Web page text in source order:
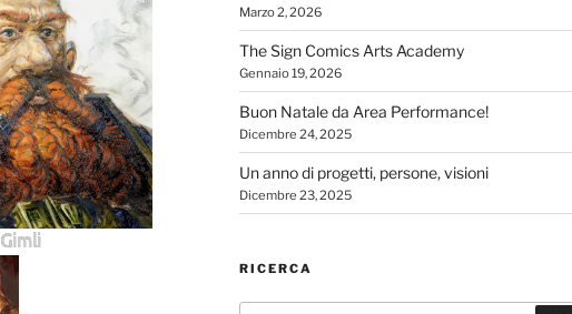
Gimli
Marzo 2, 2026
The Sign Comics Arts Academy
Gennaio 19, 2026
Buon Natale da Area Performance!
Dicembre 24, 2025
Un anno di progetti, persone, visioni
Dicembre 23, 2025
RICERCA